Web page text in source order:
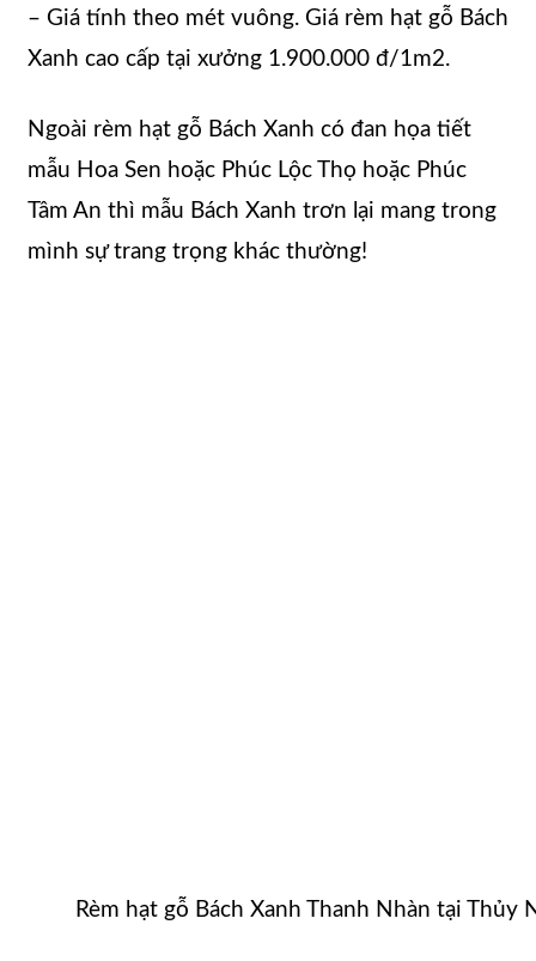
– Giá tính theo mét vuông. Giá rèm hạt gỗ Bách
Xanh cao cấp tại xưởng 1.900.000 đ/1m2.
Ngoài rèm hạt gỗ Bách Xanh có đan họa tiết
mẫu Hoa Sen hoặc Phúc Lộc Thọ hoặc Phúc
Tâm An thì mẫu Bách Xanh trơn lại mang trong
mình sự trang trọng khác thường!
Rèm hạt gỗ Bách Xanh Thanh Nhàn tại Thủy